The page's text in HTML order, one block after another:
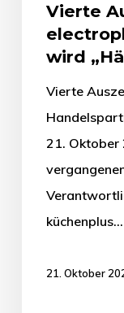
Vierte
wird
Vierte
21. Oktober
küchenplus…
21. Oktober